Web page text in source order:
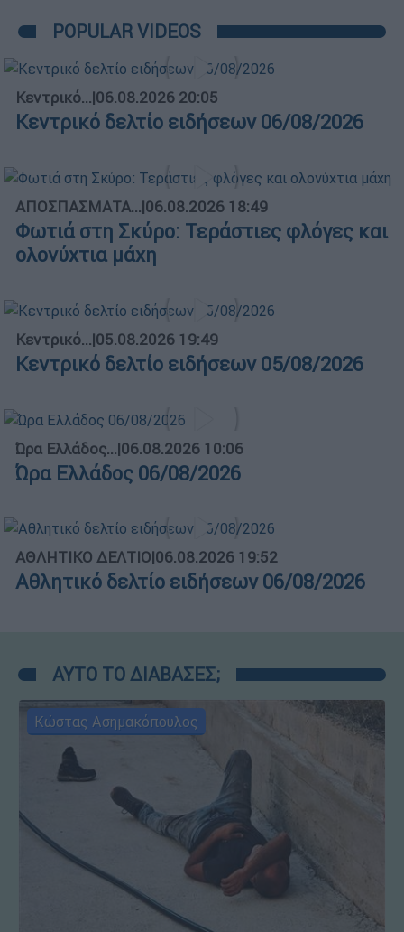
POPULAR VIDEOS
Κεντρικό...|06.08.2026 20:05
Κεντρικό δελτίο ειδήσεων 06/08/2026
ΑΠΟΣΠΑΣΜΑΤΑ...|06.08.2026 18:49
Φωτιά στη Σκύρο: Τεράστιες φλόγες και
ολονύχτια μάχη
Κεντρικό...|05.08.2026 19:49
Κεντρικό δελτίο ειδήσεων 05/08/2026
Ώρα Ελλάδος...|06.08.2026 10:06
Ώρα Ελλάδος 06/08/2026
ΑΘΛΗΤΙΚΟ ΔΕΛΤΙΟ|06.08.2026 19:52
Αθλητικό δελτίο ειδήσεων 06/08/2026
ΑΥΤΟ ΤΟ ΔΙΑΒΑΣΕΣ;
Κώστας Ασημακόπουλος